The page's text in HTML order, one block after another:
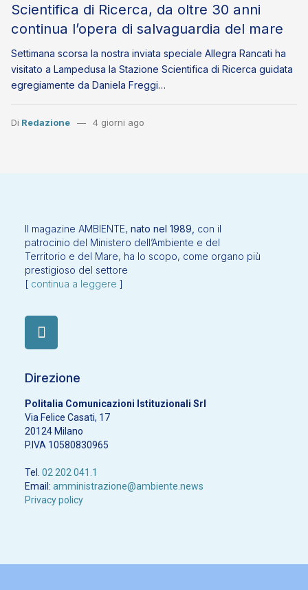
Scientifica di Ricerca, da oltre 30 anni
continua l’opera di salvaguardia del mare
Settimana scorsa la nostra inviata speciale Allegra Rancati ha
visitato a Lampedusa la Stazione Scientifica di Ricerca guidata
egregiamente da Daniela Freggi…
Di Redazione 4 giorni ago
Il magazine AMBIENTE, nato nel 1989, con il
patrocinio del Ministero dell’Ambiente e del
Territorio e del Mare, ha lo scopo, come organo più
prestigioso del settore
[ continua a leggere ]
Direzione
Politalia Comunicazioni Istituzionali Srl
Via Felice Casati, 17
20124 Milano
P.IVA 10580830965
Tel. 02 202 041.1
Email: amministrazione@ambiente.news
Privacy policy